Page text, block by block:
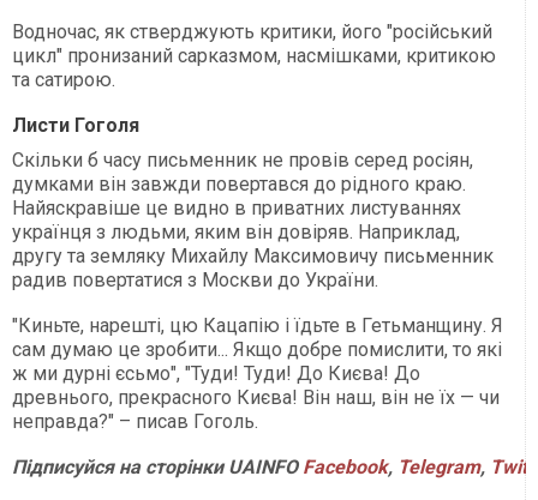
Водночас, як стверджують критики, його "російський
цикл" пронизаний сарказмом, насмішками, критикою
та сатирою.
Листи Гоголя
Скільки б часу письменник не провів серед росіян,
думками він завжди повертався до рідного краю.
Найяскравіше це видно в приватних листуваннях
українця з людьми, яким він довіряв. Наприклад,
другу та земляку Михайлу Максимовичу письменник
радив повертатися з Москви до України.
"Киньте, нарешті, цю Кацапію і їдьте в Гетьманщину. Я
сам думаю це зробити... Якщо добре помислити, то які
ж ми дурні єсьмо", "Туди! Туди! До Києва! До
древнього, прекрасного Києва! Він наш, він не їх — чи
неправда?" – писав Гоголь.
Підписуйся на сторінки UAINFO Facebook, Telegram,